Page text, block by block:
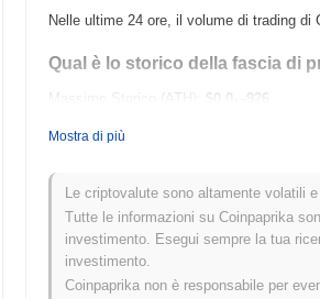
Nelle ultime 24 ore, il volume di trading di
Qual è lo storico della fascia di
Massimo Storico (ATH): $0.0
926
Come si sta comportando
Negli ultimi 7 giorni, CaptainZILLA ha
guadagno del0.70%
ampio.
Mostra di più
Le criptovalute sono altamente volatili
Tutte le informazioni su Coinpaprika
investimento. Esegui sempre la tua
investimento.
Coinpaprika non è responsabile per